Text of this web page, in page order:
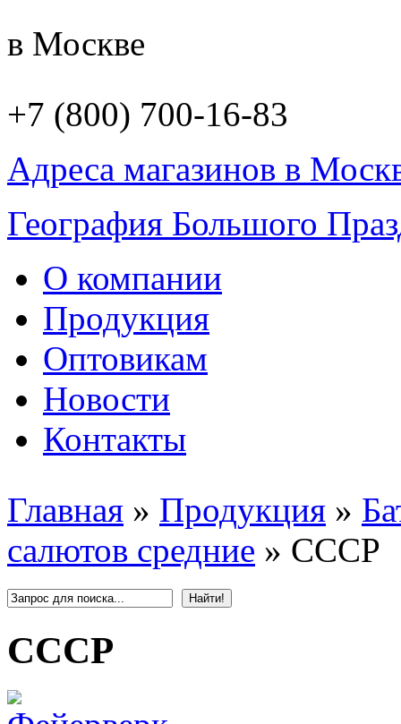
в Москве
+7 (800) 700-16-83
Адреса магазинов в
География Большого
О компании
Продукция
Оптовикам
Новости
Контакты
Главная » Продукция »
салютов средние » СССР
СССР